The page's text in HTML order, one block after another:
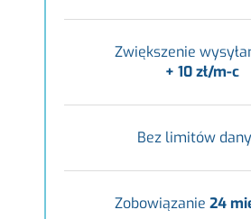
Zwiększenie
+ 10 zł/m-c
Bez limitów
Zobowiązanie 24